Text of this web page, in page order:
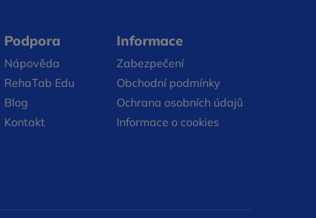
Podpora
Nápověda
RehaTab Edu
Blog
Kontakt
Informace
Zabezpečení
Obchodní podmínky
Ochrana osobních údajů
Informace o cookies